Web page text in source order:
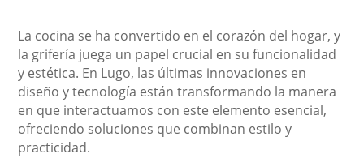
La cocina se ha convertido en el corazón del hogar, y
la grifería juega un papel crucial en su funcionalidad
y estética. En Lugo, las últimas innovaciones en
diseño y tecnología están transformando la manera
en que interactuamos con este elemento esencial,
ofreciendo soluciones que combinan estilo y
practicidad.